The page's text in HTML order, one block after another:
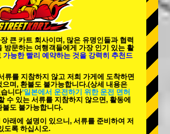
도쿄 아키하바라#1
도쿄 베이
큰 카트 회사이며, 많은 유명인들과 협력
방문하는 여행객들에게 가장 인기 있는 활
가능한 빨리 예약하는 것을 강력히 추천드
류를 지참하지 않고 저희 가게에 도착하면
며, 환불도 불가능합니다.(상세 내용은
니다‘일본에서 운전하기 위한 운전 면허
수 있는 서류를 지참하지 않으면, 활동에
도 불가능합니다.
래에 설명이 있으니, 서류를 준비하여 저
도록 하십시오.